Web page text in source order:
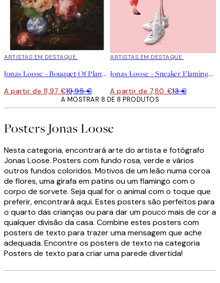
40%*
ARTISTAS EM DESTAQUE
Jonas Loose - Bouquet Of Planets Poster
A partir de 11,97 €19,95 €
40%*
ARTISTAS EM DESTAQUE
Jonas Loose - Sneaker Flamingo Poster
A partir de 7,80 €13 €
A MOSTRAR 8 DE 8 PRODUTOS
Posters Jonas Loose
Nesta categoria, encontrará arte do artista e fotógrafo
Jonas Loose. Posters com fundo rosa, verde e vários
outros fundos coloridos. Motivos de um leão numa coroa
de flores, uma girafa em patins ou um flamingo com o
corpo de sorvete. Seja qual for o animal com o toque que
preferir, encontrará aqui. Estes posters são perfeitos para
o quarto das crianças ou para dar um pouco mais de cor a
qualquer divisão da casa. Combine estes posters com
posters de texto para trazer uma mensagem que ache
adequada. Encontre os posters de texto na categoria
Posters de texto para criar uma parede divertida!